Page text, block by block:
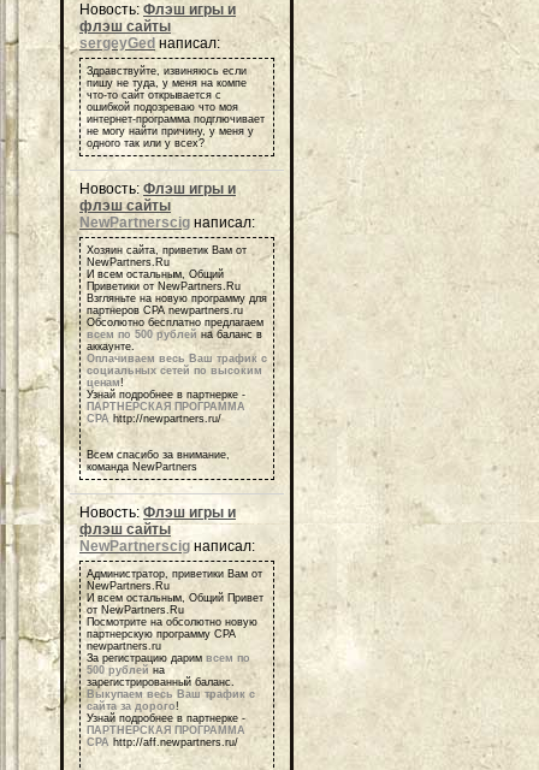
Новость: Флэш игры и
флэш сайты
sergeyGed написал:
Здравствуйте, извиняюсь если
пишу не туда, у меня на компе
что-то сайт открывается с
ошибкой подозреваю что моя
интернет-программа подглючивает
не могу найти причину, у меня у
одного так или у всех?
Новость: Флэш игры и
флэш сайты
NewPartnerscig написал:
Хозяин сайта, приветик Вам от
NewPartners.Ru
И всем остальным, Общий
Приветики от NewPartners.Ru
Взгляньте на новую программу для
партнеров СРА newpartners.ru
Обсолютно бесплатно предлагаем
всем по 500 рублей на баланс в
аккаунте.
Оплачиваем весь Ваш трафик с
социальных сетей по высоким
ценам!
Узнай подробнее в партнерке -
ПАРТНЕРСКАЯ ПРОГРАММА
СРА http://newpartners.ru/
Всем спасибо за внимание,
команда NewPartners
Новость:Флэш игры и
флэш сайты
NewPartnerscig написал:
Администратор, приветики Вам от
NewPartners.Ru
И всем остальным, Общий Привет
от NewPartners.Ru
Посмотрите на обсолютно новую
партнерскую программу СРА
newpartners.ru
За регистрацию дарим всем по
500 рублей на
зарегистрированный баланс.
Выкупаем весь Ваш трафик с
сайта за дорого!
Узнай подробнее в партнерке -
ПАРТНЕРСКАЯ ПРОГРАММА
СРА http://aff.newpartners.ru/